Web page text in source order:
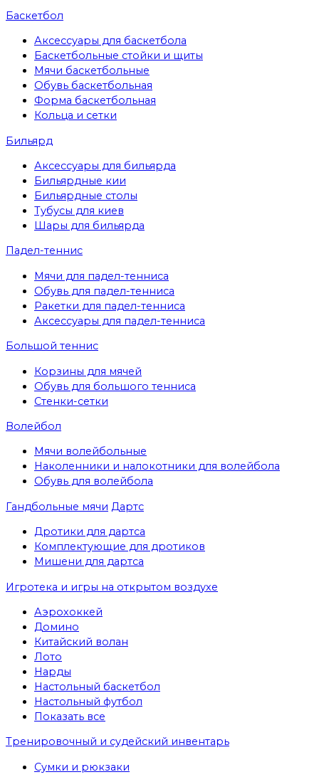
Баскетбол
Аксессуары для баскетбола
Баскетбольные стойки и щиты
Мячи баскетбольные
Обувь баскетбольная
Форма баскетбольная
Кольца и сетки
Бильярд
Аксессуары для бильярда
Бильярдные кии
Бильярдные столы
Тубусы для киев
Шары для бильярда
Падел-теннис
Мячи для падел-тенниса
Обувь для падел-тенниса
Ракетки для падел-тенниса
Аксессуары для падел-тенниса
Большой теннис
Корзины для мячей
Обувь для большого тенниса
Стенки-сетки
Волейбол
Мячи волейбольные
Наколенники и налокотники для волейбола
Обувь для волейбола
Гандбольные мячи Дартс
Дротики для дартса
Комплектующие для дротиков
Мишени для дартса
Игротека и игры на открытом воздухе
Аэрохоккей
Домино
Китайский волан
Лото
Нарды
Настольный баскетбол
Настольный футбол
Показать все
Тренировочный и судейский инвентарь
Сумки и рюкзаки